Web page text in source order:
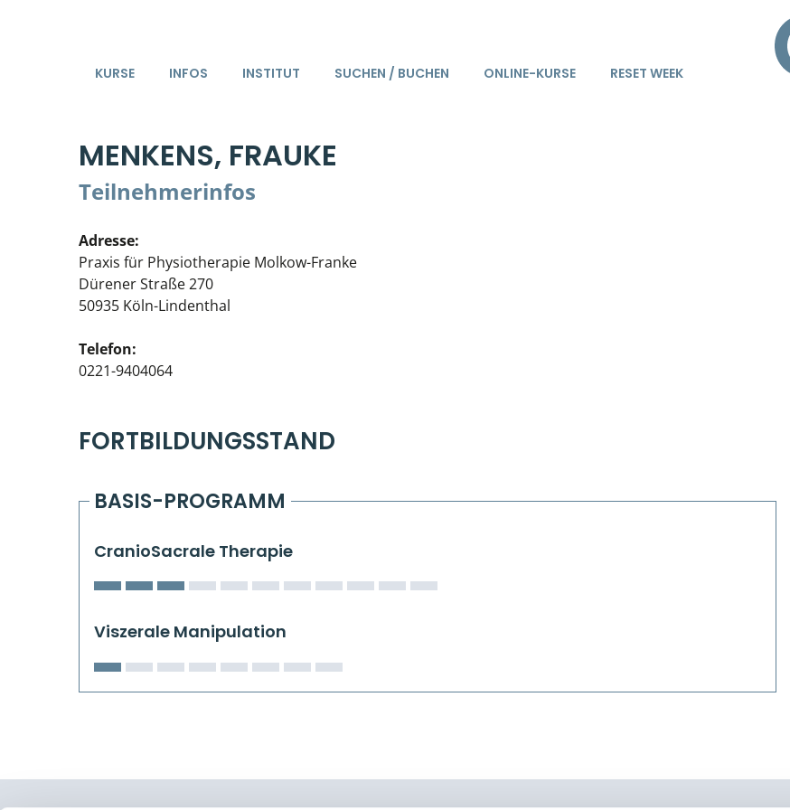
KURSE INFOS INSTITUT SUCHEN / BUCHEN ONLINE-KURSE RESET WEEK
MENKENS, FRAUKE
Teilnehmerinfos
Adresse:
Praxis für Physiotherapie Molkow-Franke
Dürener Straße 270
50935 Köln-Lindenthal
Telefon:
0221-9404064
FORTBILDUNGSSTAND
BASIS-PROGRAMM
CranioSacrale Therapie
Viszerale Manipulation